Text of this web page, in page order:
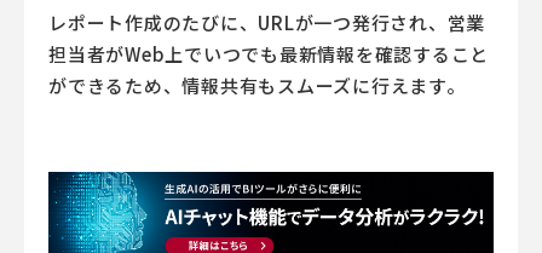
レポート作成のたびに、URLが一つ発行され、営業
担当者がWeb上でいつでも最新情報を確認すること
ができるため、情報共有もスムーズに行えます。